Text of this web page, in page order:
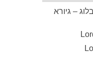
– גיורא